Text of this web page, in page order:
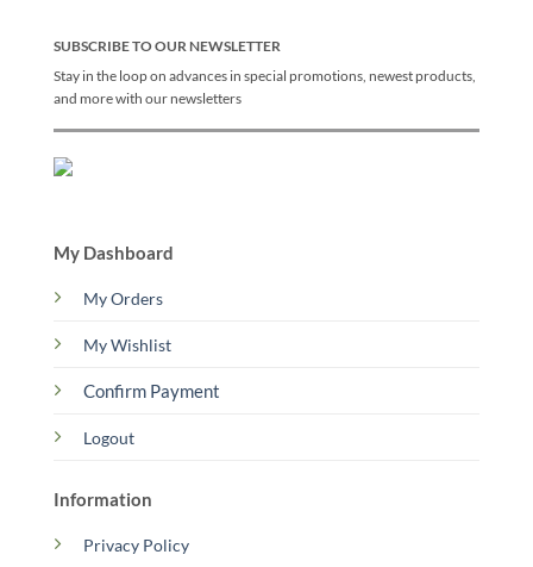
SUBSCRIBE TO OUR NEWSLETTER
Stay in the loop on advances in special promotions, newest products,
and more with our newsletters
My Dashboard
My Orders
My Wishlist
Confirm Payment
Logout
Information
Privacy Policy